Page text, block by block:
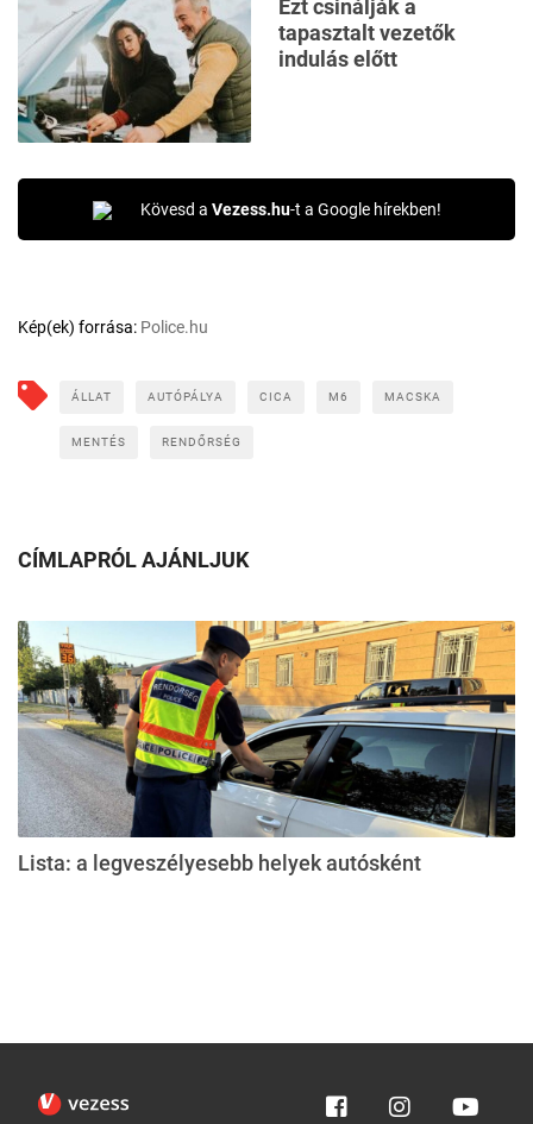
Ezt csinálják a
tapasztalt vezetők
indulás előtt
Kövesd a Vezess.hu-t a Google hírekben!
Kép(ek) forrása: Police.hu
ÁLLAT AUTÓPÁLYA CICA M6 MACSKA
MENTÉS RENDŐRSÉG
CÍMLAPRÓL AJÁNLJUK
Lista: a legveszélyesebb helyek autósként